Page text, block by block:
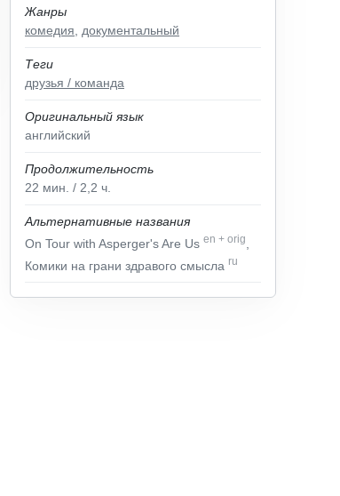
Жанры
комедия
документальный
Теги
друзья / команда
Оригинальный язык
английский
Продолжительность
22 мин. / 2,2 ч.
Альтернативные названия
On Tour with Asperger's Are Us en + orig
Комики на грани здравого смысла ru